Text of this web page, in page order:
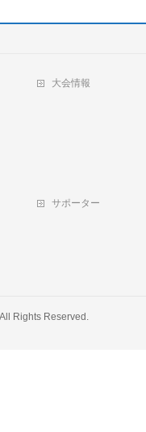
大会情報
サポーター
All Rights Reserved.